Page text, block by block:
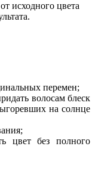
исходного цвета
перемен;
волосам блеск
на солнце
цвет без полного